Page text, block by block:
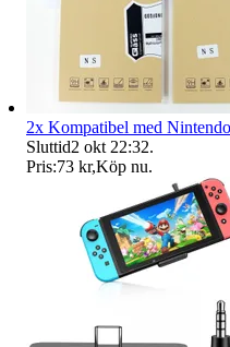
2x Kompatibel med
Sluttid2 okt 22:32.
Pris:73 kr,Köp nu.